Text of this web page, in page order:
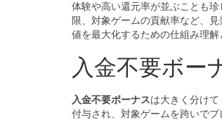
体験や高い還元率が並ぶことも
限、対象ゲームの貢献率など、
値を最大化するための仕組み理
入金不要ボー
入金不要ボーナスは大きく分けて
付与され、対象ゲームを跨いで